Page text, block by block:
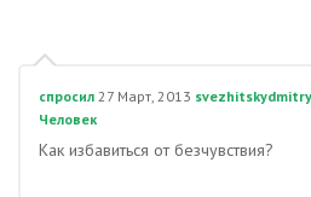
спросил 27 Март, 2013 svezhitskydmitry
Человек
Как избавиться от безчувствия?